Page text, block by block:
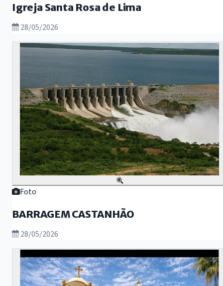
Igreja Santa Rosa de Lima
28/05/2026
Foto
BARRAGEM CASTANHÃO
28/05/2026